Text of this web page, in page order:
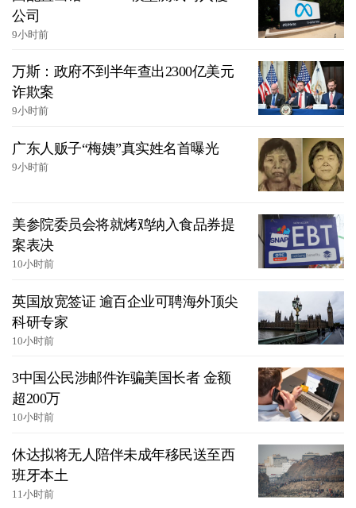
公司
9小时前
万斯：政府不到半年查出2300亿美元
诈欺案
9小时前
广东人贩子“梅姨”真实姓名首曝光
9小时前
美参院委员会将就烤鸡纳入食品券提
案表决
10小时前
英国放宽签证 逾百企业可聘海外顶尖
科研专家
10小时前
3中国公民涉邮件诈骗美国长者 金额
超200万
10小时前
休达拟将无人陪伴未成年移民送至西
班牙本土
11小时前